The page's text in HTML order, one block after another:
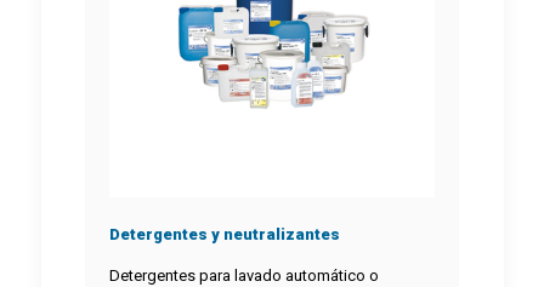
Detergentes y neutralizantes
Detergentes para lavado automático o